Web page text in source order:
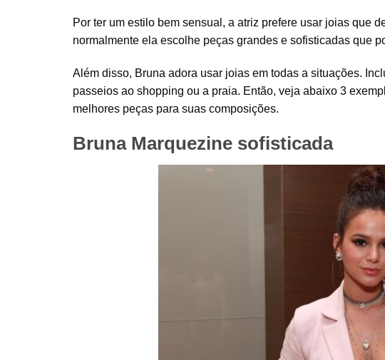
Por ter um estilo bem sensual, a atriz prefere usar joias que
normalmente ela escolhe peças grandes e sofisticadas que
Além disso, Bruna adora usar joias em todas a situações.
passeios ao shopping ou a praia. Então, veja abaixo 3
melhores peças para suas composições.
Bruna Marquezine sofisticada